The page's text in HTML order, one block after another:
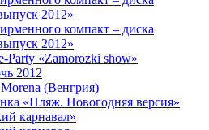
2012»
компакт – диска
2012»
Party «Zamorozki show»
2012
(Венгрия)
«Пляж. Новогодняя версия»
карнавал»